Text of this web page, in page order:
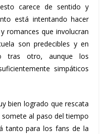
carece de sentido y
está intentando hacer
romances que involucran
son predecibles y en
tras otro, aunque los
simpáticos
bien logrado que rescata
al paso del tiempo
tanto para los fans de la